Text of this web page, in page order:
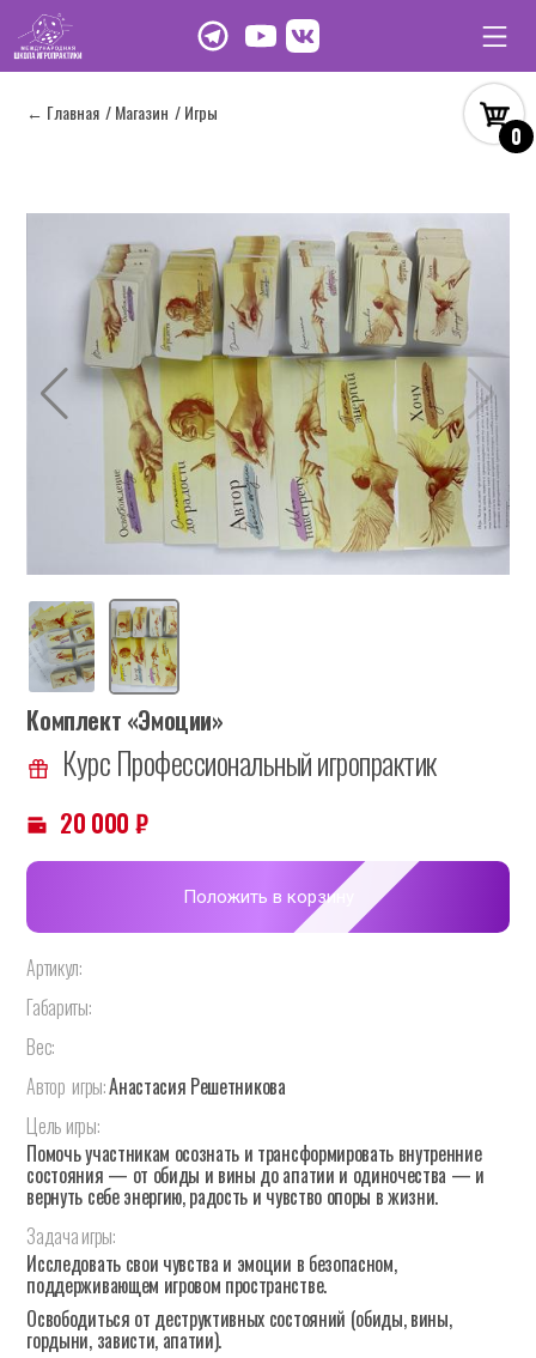
← Главная / Магазин / Игры
Комплект «Эмоции»
Курс Профессиональный игропрактик
20 000 ₽
Положить в корзину
Артикул:
Габариты:
Вес:
Автор игры:Анастасия Решетникова
Цель игры:
Помочь участникам осознать и трансформировать внутренние
состояния — от обиды и вины до апатии и одиночества — и
вернуть себе энергию, радость и чувство опоры в жизни.
Задачаигры:
Исследовать свои чувства и эмоции в безопасном,
поддерживающем игровом пространстве.
Освободиться от деструктивных состояний (обиды, вины,
гордыни, зависти, апатии).
0